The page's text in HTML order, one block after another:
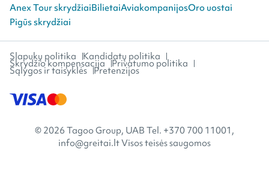
Anex Tour skrydžiaiBilietaiAviakompanijosOro uostai
Pigūs skrydžiai
Slapukų politika Kandidatų politika
Skrydžio kompensacija Privatumo politika
Sąlygos ir taisyklės Pretenzijos
© 2026 Tagoo Group, UAB Tel. +370 700 11001,
info@greitai.lt Visos teisės saugomos